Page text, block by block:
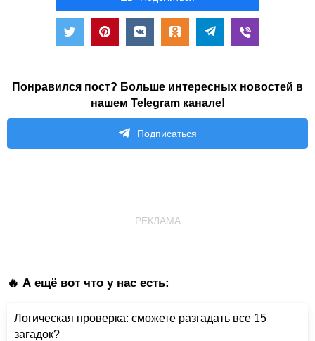
Понравился пост? Больше интересных новостей в
нашем Telegram канале!
Подписаться
РЕКЛАМА
🔥 А ещё вот что у нас есть:
Логическая проверка: сможете разгадать все 15
загадок?